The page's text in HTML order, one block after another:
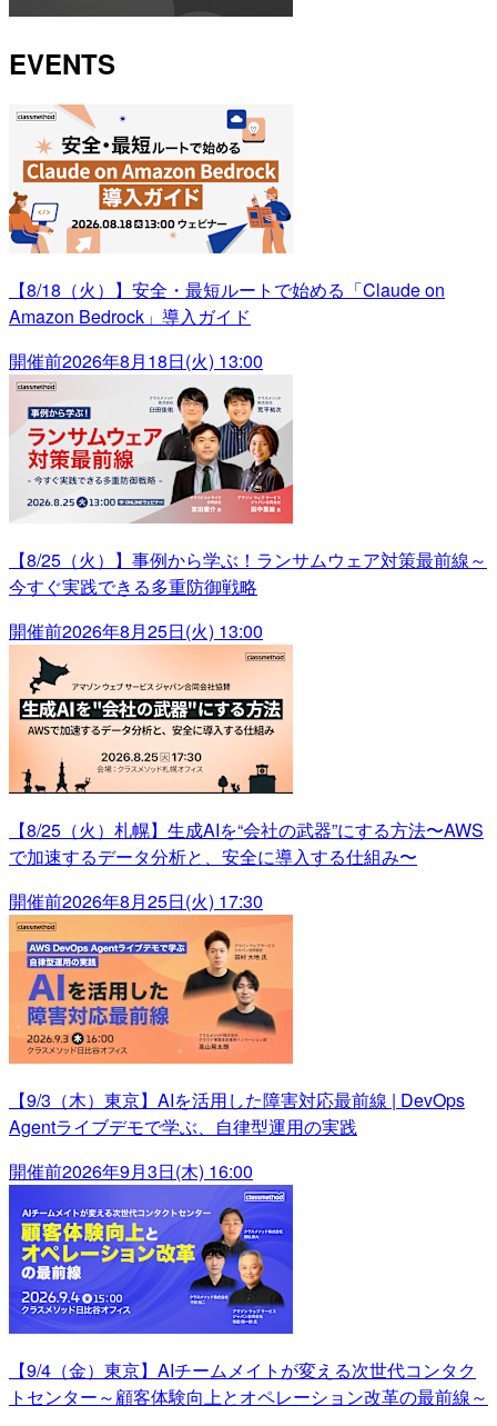
EVENTS
【8/18（火）】安全・最短ルートで始める「Claude on
Amazon Bedrock」導入ガイド
開催前2026年8月18日(火) 13:00
【8/25（火）】事例から学ぶ！ランサムウェア対策最前線～
今すぐ実践できる多重防御戦略
開催前2026年8月25日(火) 13:00
【8/25（火）札幌】生成AIを“会社の武器”にする方法〜AWS
で加速するデータ分析と、安全に導入する仕組み〜
開催前2026年8月25日(火) 17:30
【9/3（木）東京】AIを活用した障害対応最前線 | DevOps
Agentライブデモで学ぶ、自律型運用の実践
開催前2026年9月3日(木) 16:00
【9/4（金）東京】AIチームメイトが変える次世代コンタク
トセンター～顧客体験向上とオペレーション改革の最前線～